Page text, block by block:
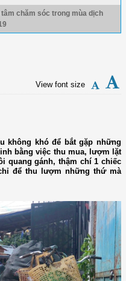
chăm sóc trong mùa dịch
View font size
không khó để bắt gặp những
bằng việc thu mua, lượm lặt
quang gánh, thậm chí 1 chiếc
để thu lượm những thứ mà